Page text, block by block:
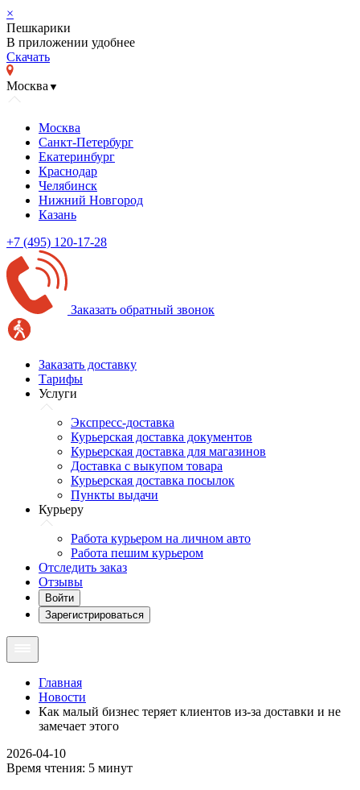
×
Пешкарики
В приложении удобнее
Скачать
Москва ▼
Москва
Санкт-Петербург
Екатеринбург
Краснодар
Челябинск
Нижний Новгород
Казань
+7 (495) 120-17-28
Заказать обратный звонок
Заказать доставку
Тарифы
Услуги
Экспресс-доставка
Курьерская доставка документов
Курьерская доставка для магазинов
Доставка с выкупом товара
Курьерская доставка посылок
Пункты выдачи
Курьеру
Работа курьером на личном авто
Работа пешим курьером
Отследить заказ
Отзывы
Войти
Зарегистрироваться
Главная
Новости
Как малый бизнес теряет клиентов из-за доставки и не
замечает этого
2026-04-10
Время чтения: 5 минут